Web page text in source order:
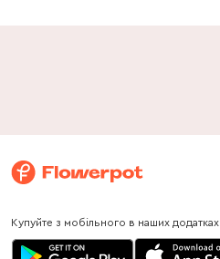
Купуйте з мобільного в наших додатках